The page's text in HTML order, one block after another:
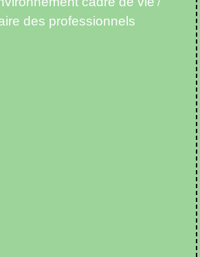
/
des professionnels